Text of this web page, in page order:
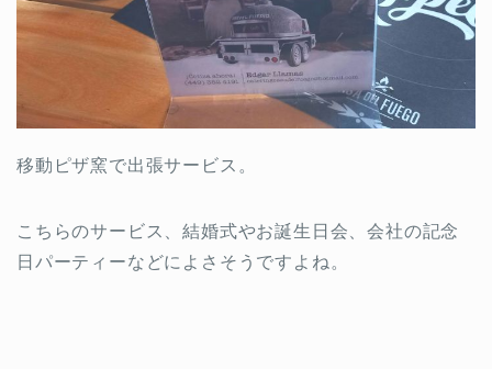
移動ピザ窯で出張サービス。
こちらのサービス、結婚式やお誕生日会、会社の記念
日パーティーなどによさそうですよね。